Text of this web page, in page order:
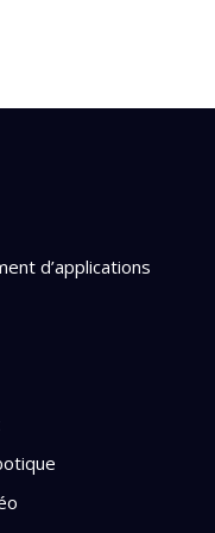
d’applications